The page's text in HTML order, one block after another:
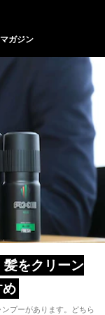
ガジン
をクリーン
め
プーがあります。どちら